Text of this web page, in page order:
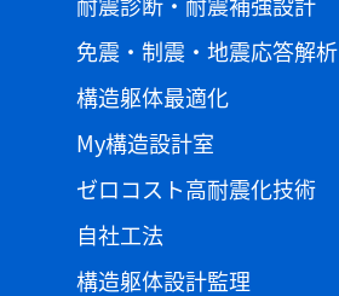
免震・制震・地震応答解析
構造躯体最適化
My構造設計室
ゼロコスト高耐震化技術
自社工法
構造躯体設計監理